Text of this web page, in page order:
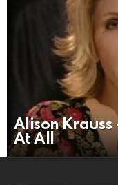
Alison Krauss
At All